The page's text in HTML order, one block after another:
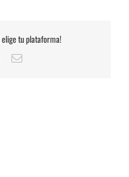
tu plataforma!
Correo